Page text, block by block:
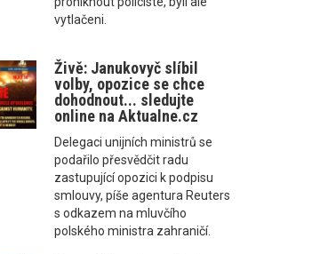
vytlačeni.
Živě: Janukovyč slíbil
volby, opozice se chce
dohodnout... sledujte
online na Aktualne.cz
Delegaci unijních ministrů se
podařilo přesvědčit radu
zastupující opozici k podpisu
smlouvy, píše agentura Reuters
s odkazem na mluvčího
polského ministra zahraničí.